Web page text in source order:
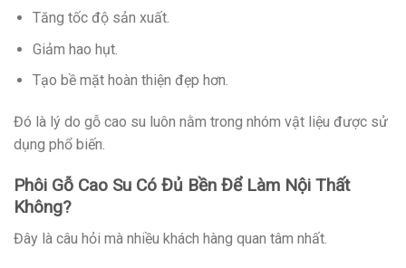
Tăng tốc độ sản xuất.
Giảm hao hụt.
Tạo bề mặt hoàn thiện đẹp hơn.
Đó là lý do gỗ cao su luôn nằm trong nhóm vật liệu được sử
dụng phổ biến.
Phôi Gỗ Cao Su Có Đủ Bền Để Làm Nội Thất
Không?
Đây là câu hỏi mà nhiều khách hàng quan tâm nhất.